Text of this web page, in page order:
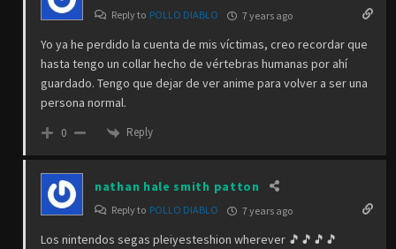
Reply to POLLO DIABLO 7 years ago
Yo ya he perdido la cuenta de mis víctimas, creo recordar que
hasta tengo un collar hecho de vértebras humanas por ahí
guardado. Tengo que dejar de ver anime para volver a ser una
persona normal.
0 Reply
nathan hale smith patton
Reply to POLLO DIABLO 7 years ago
Los nintendos segas pleiyesteshion wherever 🎵🎵🎵🎵